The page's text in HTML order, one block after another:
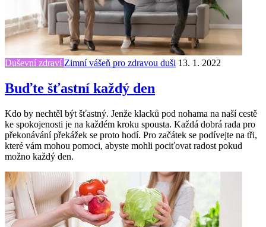
Duševní zdraví Zimní vášeň pro zdravou duši 13. 1. 2022
Buďte šťastní každý den
Kdo by nechtěl být šťastný. Jenže klacků pod nohama na naší cestě
ke spokojenosti je na každém kroku spousta. Každá dobrá rada pro
překonávání překážek se proto hodí. Pro začátek se podívejte na tři,
které vám mohou pomoci, abyste mohli pociťovat radost pokud
možno každý den.